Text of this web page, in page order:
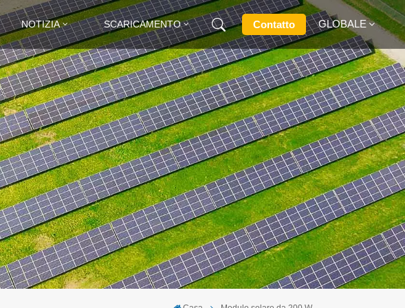
NOTIZIA SCARICAMENTO Contatto GLOBALE
English
Français
Deutsch
Русский
Italiano
Español